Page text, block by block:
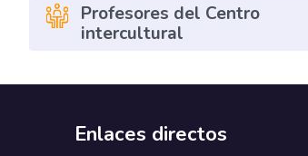
Profesores del Centro
intercultural
Enlaces directos